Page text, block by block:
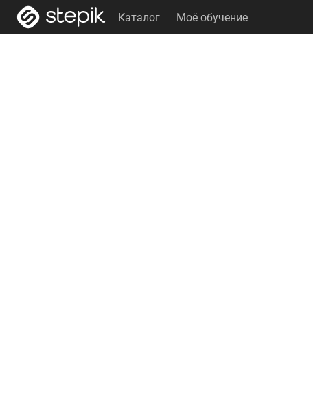
Каталог Моё обучение